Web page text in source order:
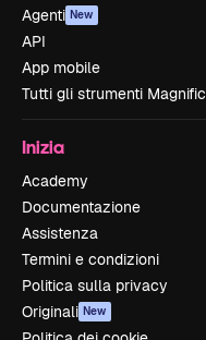
Agenti New
API
App mobile
Tutti gli strumenti Magnific
Inizia
Academy
Documentazione
Assistenza
Termini e condizioni
Politica sulla privacy
Originali New